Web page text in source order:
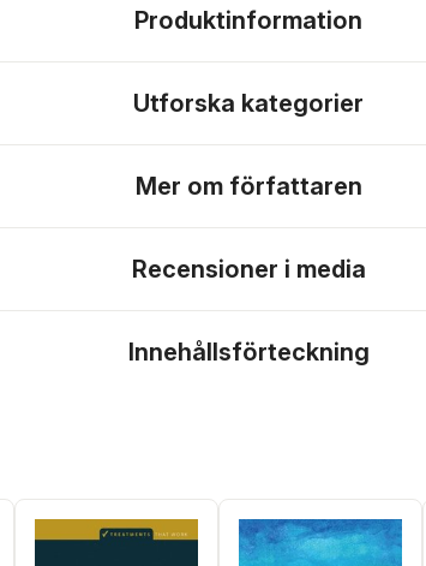
Produktinformation
Utforska kategorier
Mer om författaren
Recensioner i media
Innehållsförteckning